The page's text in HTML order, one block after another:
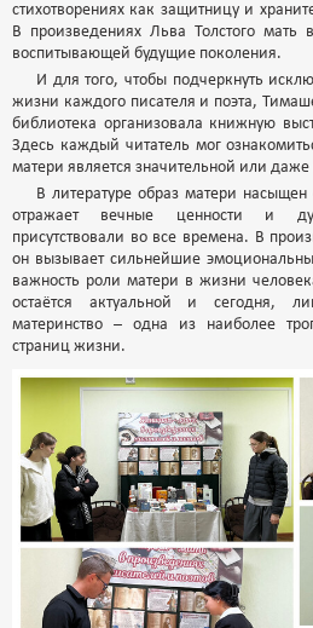
стихотворениях как защитницу и
В произведениях Льва Толстого мать
воспитывающей будущие поколения.
И для того, чтобы подчеркнуть
жизни каждого писателя и поэта,
библиотека организовала книжную
Здесь каждый читатель мог
матери является значительной или
В литературе образ матери
отражает вечные ценности и
присутствовали во все времена. В
он вызывает сильнейшие
важность роли матери в жизни
остаётся актуальной и сегодня,
материнство – одна из наиболее
страниц жизни.